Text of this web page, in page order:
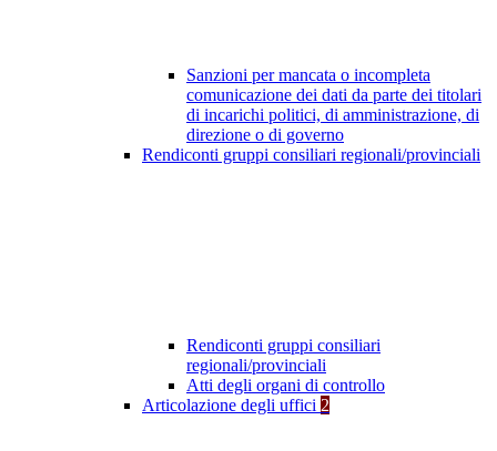
Sanzioni per mancata o incompleta
comunicazione dei dati da parte dei titolari
di incarichi politici, di amministrazione, di
direzione o di governo
Rendiconti gruppi consiliari regionali/provinciali
Rendiconti gruppi consiliari
regionali/provinciali
Atti degli organi di controllo
Articolazione degli uffici 2